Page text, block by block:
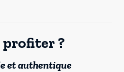
profiter ?
et authentique